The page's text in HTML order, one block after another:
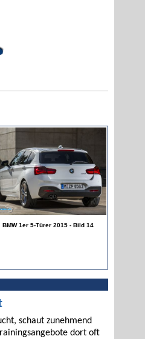
BMW 1er 5-Türer 2015 - Bild 14
schaut zunehmend
dort oft